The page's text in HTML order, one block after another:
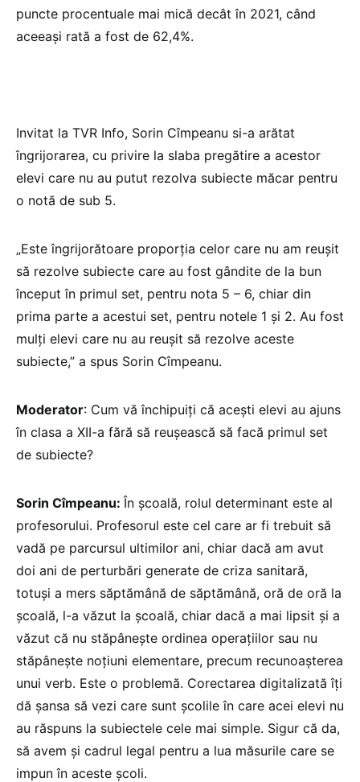
puncte procentuale mai mică decât în 2021, când
aceeași rată a fost de 62,4%.
Invitat la TVR Info, Sorin Cîmpeanu si-a arătat
îngrijorarea, cu privire la slaba pregătire a acestor
elevi care nu au putut rezolva subiecte măcar pentru
o notă de sub 5.
„Este îngrijorătoare proporția celor care nu am reușit
să rezolve subiecte care au fost gândite de la bun
început în primul set, pentru nota 5 – 6, chiar din
prima parte a acestui set, pentru notele 1 și 2. Au fost
mulți elevi care nu au reușit să rezolve aceste
subiecte,” a spus Sorin Cîmpeanu.
Moderator: Cum vă închipuiți că acești elevi au ajuns
în clasa a XII-a fără să reușească să facă primul set
de subiecte?
Sorin Cîmpeanu: În școală, rolul determinant este al
profesorului. Profesorul este cel care ar fi trebuit să
vadă pe parcursul ultimilor ani, chiar dacă am avut
doi ani de perturbări generate de criza sanitară,
totuși a mers săptămână de săptămână, oră de oră la
școală, l-a văzut la școală, chiar dacă a mai lipsit și a
văzut că nu stăpânește ordinea operațiilor sau nu
stăpânește noțiuni elementare, precum recunoașterea
unui verb. Este o problemă. Corectarea digitalizată îți
dă șansa să vezi care sunt școlile în care acei elevi nu
au răspuns la subiectele cele mai simple. Sigur că da,
să avem și cadrul legal pentru a lua măsurile care se
impun în aceste școli.